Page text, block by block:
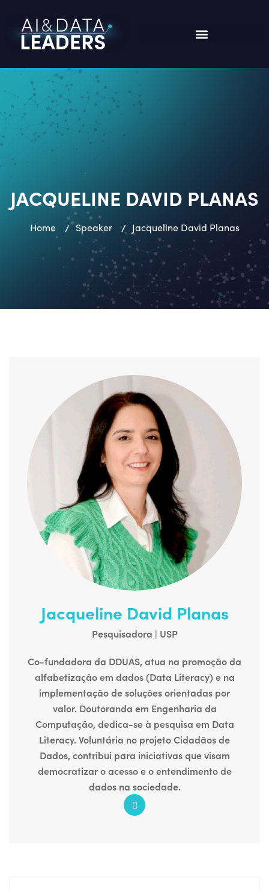
JACQUELINE DAVID PLANAS
Home / Speaker / Jacqueline David Planas
Jacqueline David Planas
Pesquisadora | USP
Co-fundadora da DDUAS, atua na promoção da
alfabetização em dados (Data Literacy) e na
implementação de soluções orientadas por
valor. Doutoranda em Engenharia da
Computação, dedica-se à pesquisa em Data
Literacy. Voluntária no projeto Cidadãos de
Dados, contribui para iniciativas que visam
democratizar o acesso e o entendimento de
dados na sociedade.